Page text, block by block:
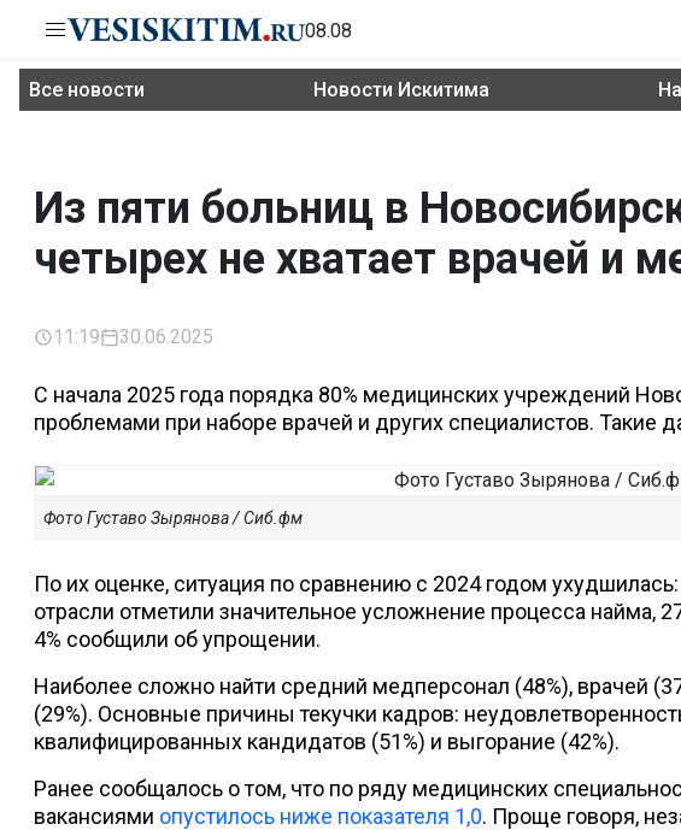
08.08
Все новости Новости Искитима
Из пяти больниц в
четырех не хватает врачей и
11:19 30.06.2025
С начала 2025 года порядка 80% медицинских учреждений
проблемами при наборе врачей и других специалистов. Такие
Фото Густаво Зырянова / Сиб.фм
По их оценке, ситуация по сравнению с 2024 годом
отрасли отметили значительное усложнение процесса найма,
4% сообщили об упрощении.
Наиболее сложно найти средний медперсонал (48%), врачей
(29%). Основные причины текучки кадров:
квалифицированных кандидатов (51%) и выгорание (42%).
Ранее сообщалось о том, что по ряду медицинских
вакансиями опустилось ниже показателя 1,0. Проще говоря,